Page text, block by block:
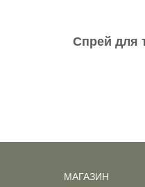
Спрей для
МАГАЗИН